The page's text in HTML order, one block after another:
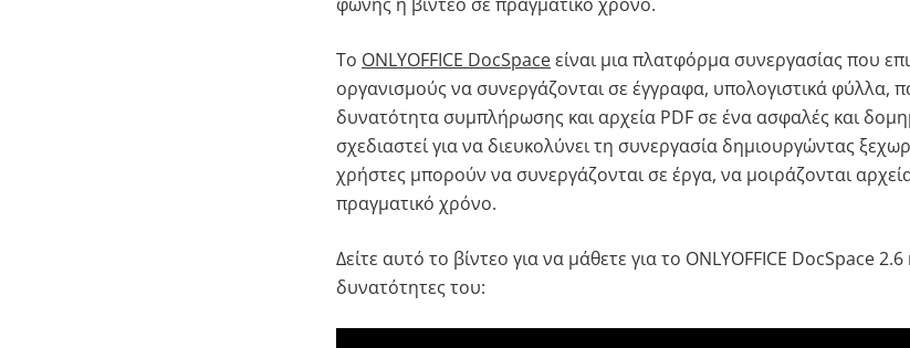
Το ONLYOFFICE DocSpaceείναι μια πλατφόρμα συνεργασίας που
οργανισμούς να συνεργάζονται σε έγγραφα, υπολογιστικά φύλλα,
δυνατότητα συμπλήρωσης και αρχεία PDF σε ένα ασφαλές και
σχεδιαστεί για να διευκολύνει τη συνεργασία δημιουργώντας
χρήστες μπορούν να συνεργάζονται σε έργα, να μοιράζονται
πραγματικό χρόνο.
Δείτε αυτό το βίντεο για να μάθετε για το ONLYOFFICE DocSpace
δυνατότητες του: